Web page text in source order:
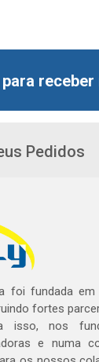
Pedidos
foi fundada em
fortes
isso, nos
e numa